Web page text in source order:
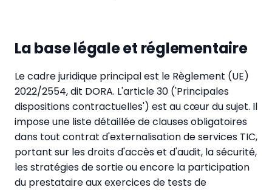
La base légale et réglementaire
Le cadre juridique principal est le Règlement (UE)
2022/2554, dit DORA. L'article 30 ('Principales
dispositions contractuelles') est au cœur du sujet. Il
impose une liste détaillée de clauses obligatoires
dans tout contrat d'externalisation de services TIC,
portant sur les droits d'accès et d'audit, la sécurité,
les stratégies de sortie ou encore la participation
du prestataire aux exercices de tests de